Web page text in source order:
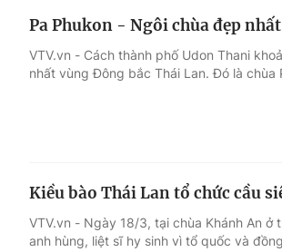
Pa Phukon - Ngôi chùa đẹp
VTV.vn - Cách thành phố Udon Thani
nhất vùng Đông bắc Thái Lan. Đó là chùa
Kiều bào Thái Lan tổ chức cầu
VTV.vn - Ngày 18/3, tại chùa Khánh An ở
anh hùng, liệt sĩ hy sinh vì tổ quốc và